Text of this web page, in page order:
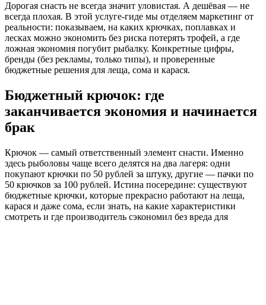
Дорогая снасть не всегда значит уловистая. А дешёвая — не
всегда плохая. В этой услуге-гиде мы отделяем маркетинг от
реальности: показываем, на каких крючках, поплавках и
лесках можно экономить без риска потерять трофей, а где
ложная экономия погубит рыбалку. Конкретные цифры,
бренды (без рекламы, только типы), и проверенные
бюджетные решения для леща, сома и карася.
Бюджетный крючок: где
заканчивается экономия и начинается
брак
Крючок — самый ответственный элемент снасти. Именно
здесь рыболовы чаще всего делятся на два лагеря: одни
покупают крючки по 50 рублей за штуку, другие — пачки по
50 крючков за 100 рублей. Истина посередине: существуют
бюджетные крючки, которые прекрасно работают на леща,
карася и даже сома, если знать, на какие характеристики
смотреть и где производитель сэкономил без вреда для